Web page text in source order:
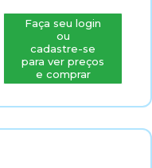
Faça seu login
ou
cadastre-se
para ver preços
e comprar